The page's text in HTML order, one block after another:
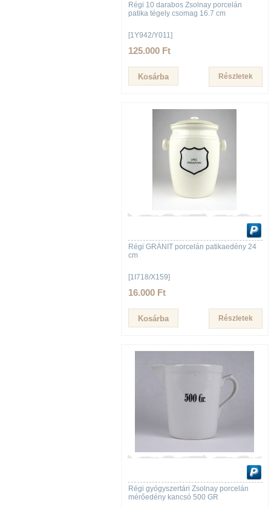
Régi 10 darabos Zsolnay porcelán
patika tégely csomag 16.7 cm
[1Y942/Y011]
125.000 Ft
Részletek
Régi GRÁNIT porcelán patikaedény 24
cm
[1I718/X159]
16.000 Ft
Részletek
Régi gyógyszertári Zsolnay porcelán
mérőedény kancsó 500 GR